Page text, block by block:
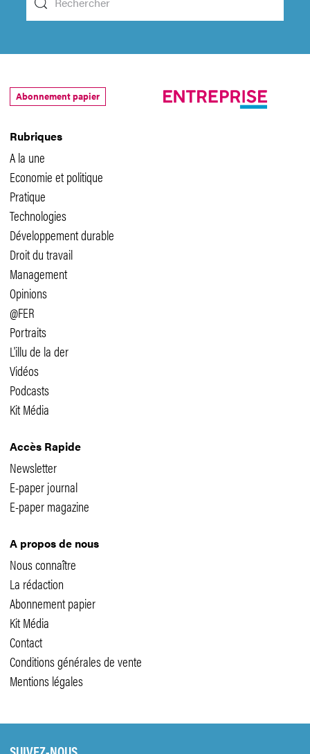
Rubriques
A la une
Economie et politique
Pratique
Technologies
Développement durable
Droit du travail
Management
Opinions
@FER
Portraits
L'illu de la der
Vidéos
Podcasts
Kit Média
Accès Rapide
Newsletter
E-paper journal
E-paper magazine
A propos de nous
Nous connaître
La rédaction
Abonnement papier
Kit Média
Contact
Conditions générales de vente
Mentions légales
Abonnement papier